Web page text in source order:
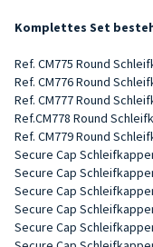
Komplettes Set
Ref. CM775 Round
Ref. CM776Round
Ref. CM777Round
Ref.CM778 Round
Ref. CM779Round
Secure Cap
Secure Cap
Secure Cap
Secure Cap
Secure Cap